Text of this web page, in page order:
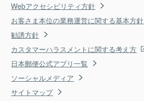
Webアクセシビリティ方針
お客さま本位の業務運営に関する基本方針
勧誘方針
カスタマーハラスメントに関する考え方
日本郵便公式アプリ一覧
ソーシャルメディア
サイトマップ